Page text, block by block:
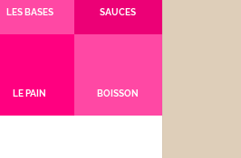
LES BASES SAUCES
LE PAIN BOISSON